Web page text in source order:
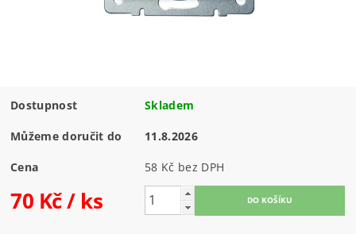
Dostupnost Skladem
Můžeme doručit do 11.8.2026
Cena 58 Kč bez DPH
70 Kč/ ks